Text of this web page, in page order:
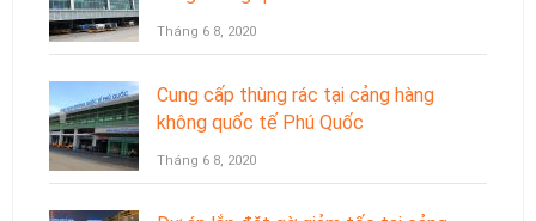
Tháng 6 8, 2020
Cung cấp thùng rác tại cảng hàng
không quốc tế Phú Quốc
Tháng 6 8, 2020